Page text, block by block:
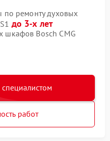
по ремонту духовых
до 3-х лет
шкафов Bosch CMG
специалистом
работ